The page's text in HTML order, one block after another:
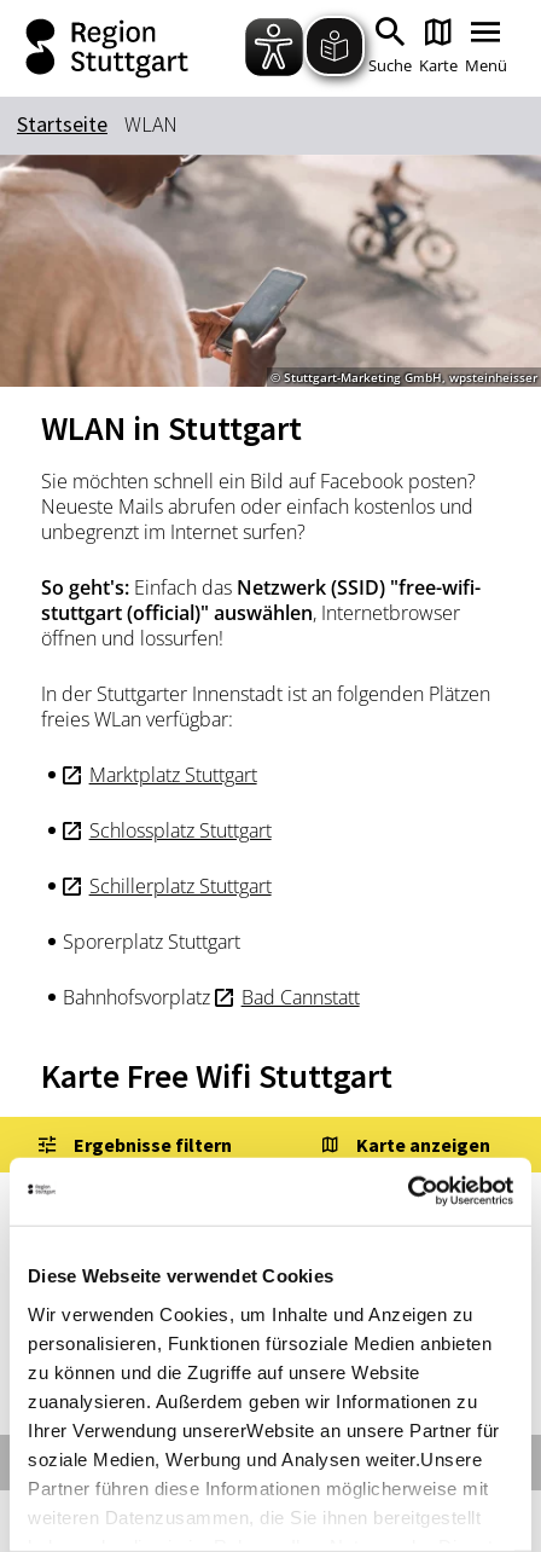
Diese Webseite verwendet Cookies
Wir verwenden Cookies, um Inhalte und Anzeigen zu
personalisieren, Funktionen fürsoziale Medien anbieten
zu können und die Zugriffe auf unsere Website
zuanalysieren. Außerdem geben wir Informationen zu
Ihrer Verwendung unsererWebsite an unsere Partner für
soziale Medien, Werbung und Analysen weiter.Unsere
Partner führen diese Informationen möglicherweise mit
weiteren Datenzusammen, die Sie ihnen bereitgestellt
Zum Hauptinhalt springen
Zur Suche springen
Zur Hauptnavigation
Zum Footer springen
Suche Karte Menü
Suchbegriff
Das könnte Sie interessieren
Stadtführungen
Tickets
Citytour
Übernachtung
Erlebnisse
Essen & Trinken
Wein
Automobil
Kultur
Feste & Highlights
Startseite WLAN
© Stuttgart-Marketing GmbH, wpsteinheisser
WLAN in Stuttgart
Sie möchten schnell ein Bild auf Facebook posten?
Neueste Mails abrufen oder einfach kostenlos und
unbegrenzt im Internet surfen?
So geht's: Einfach dasNetzwerk (SSID) "free-wifi-
stuttgart (official)" auswählen, Internetbrowser
öffnen und lossurfen!
In der Stuttgarter Innenstadt ist an folgenden Plätzen
freies WLan verfügbar:
Marktplatz Stuttgart
Schlossplatz Stuttgart
Schillerplatz Stuttgart
Sporerplatz Stuttgart
Bahnhofsvorplatz Bad Cannstatt
Karte Free Wifi Stuttgart
Ergebnisse filtern Karte anzeigen
5Ergebnisse
©
Stuttgart Entfernung anzeigen
WLAN Stuttgart Marktplatz
Details
Entfernung anzeigen
WLAN Stuttgart Schlossplatz